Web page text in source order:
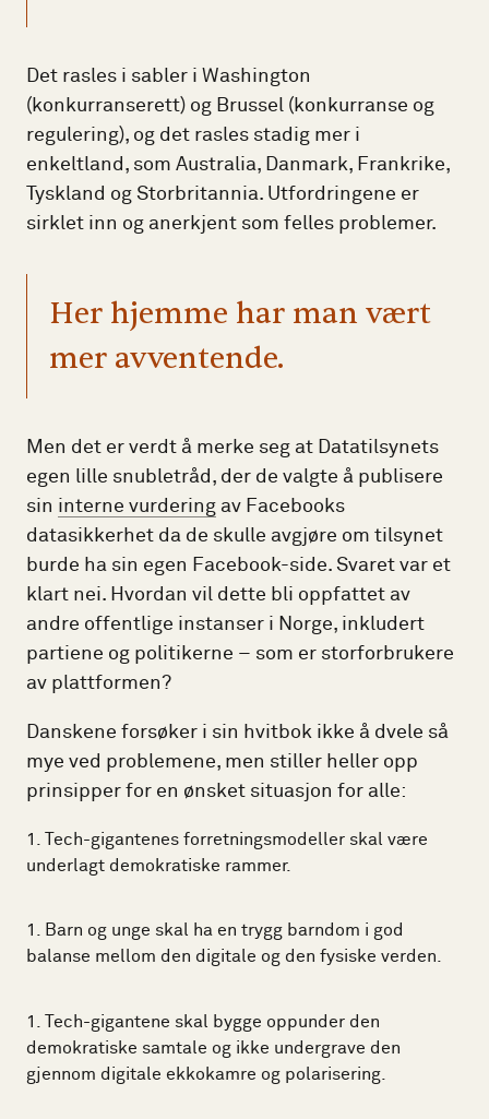
Det rasles i sabler i Washington
(konkurranserett) og Brussel (konkurranse og
regulering), og det rasles stadig mer i
enkeltland, som Australia, Danmark, Frankrike,
Tyskland og Storbritannia. Utfordringene er
sirklet inn og anerkjent som felles problemer.
Her hjemme har man vært
mer avventende.
Men det er verdt å merke seg at Datatilsynets
egen lille snubletråd, der de valgte å publisere
sin interne vurdering av Facebooks
datasikkerhet da de skulle avgjøre om tilsynet
burde ha sin egen Facebook-side. Svaret var et
klart nei. Hvordan vil dette bli oppfattet av
andre offentlige instanser i Norge, inkludert
partiene og politikerne – som er storforbrukere
av plattformen?
Danskene forsøker i sin hvitbok ikke å dvele så
mye ved problemene, men stiller heller opp
prinsipper for en ønsket situasjon for alle:
Tech-gigantenes forretningsmodeller skal være
underlagt demokratiske rammer.
Barn og unge skal ha en trygg barndom i god
balanse mellom den digitale og den fysiske verden.
Tech-gigantene skal bygge oppunder den
demokratiske samtale og ikke undergrave den
gjennom digitale ekkokamre og polarisering.